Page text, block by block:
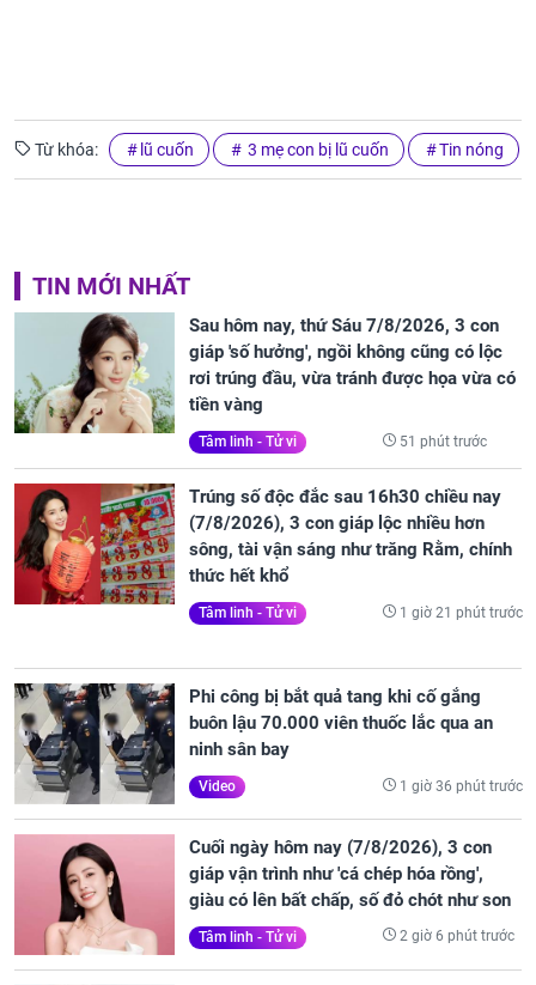
Từ khóa: lũ cuốn 3 mẹ con bị lũ cuốn Tin nóng
TIN MỚI NHẤT
Sau hôm nay, thứ Sáu 7/8/2026, 3 con
giáp 'số hưởng', ngồi không cũng có lộc
rơi trúng đầu, vừa tránh được họa vừa có
tiền vàng
Tâm linh - Tử vi 51 phút trước
Trúng số độc đắc sau 16h30 chiều nay
(7/8/2026), 3 con giáp lộc nhiều hơn
sông, tài vận sáng như trăng Rằm, chính
thức hết khổ
Tâm linh - Tử vi 1 giờ 21 phút trước
Phi công bị bắt quả tang khi cố gắng
buôn lậu 70.000 viên thuốc lắc qua an
ninh sân bay
Video 1 giờ 36 phút trước
Cuối ngày hôm nay (7/8/2026), 3 con
giáp vận trình như 'cá chép hóa rồng',
giàu có lên bất chấp, số đỏ chót như son
Tâm linh - Tử vi 2 giờ 6 phút trước